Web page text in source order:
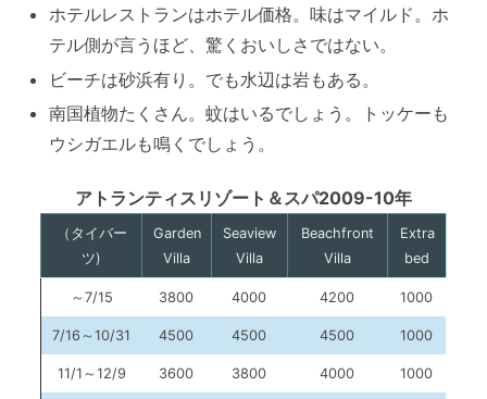
ホテルレストランはホテル価格。味はマイルド。ホ
テル側が言うほど、驚くおいしさではない。
ビーチは砂浜有り。でも水辺は岩もある。
南国植物たくさん。蚊はいるでしょう。トッケーも
ウシガエルも鳴くでしょう。
アトランティスリゾート＆スパ2009-10年
（タイバー
ツ)
Garden
Villa
Seaview
Villa
Beachfront
Villa
Extra
bed
～7/15 3800 4000 4200 1000
7/16～10/31 4500 4500 4500 1000
11/1～12/9 3600 3800 4000 1000